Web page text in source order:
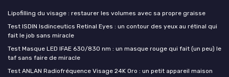
Lipofilling du visage : restaurer les volumes avec sa propre graisse
Test ISDIN Isdinceutics Retinal Eyes : un contour des yeux au rétinal qui
fait le job sans miracle
Test Masque LED IFAE 630/830 nm : un masque rouge qui fait (un peu) le
taf sans faire de miracle
Test ANLAN Radiofréquence Visage 24K Oro : un petit appareil maison